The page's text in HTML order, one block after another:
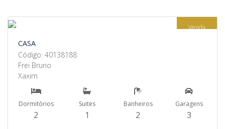
Venda
CASA
Código: 40138188
Frei Bruno
Xaxim
Dormitórios
2
Suites
1
Banheiros
2
Garagens
3